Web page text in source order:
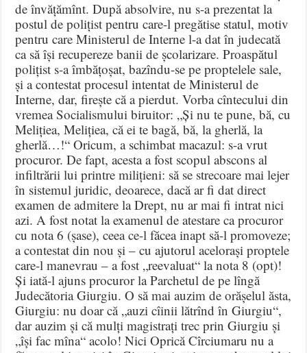
de învățămînt. După absolvire, nu s-a prezentat la
postul de polițist pentru care-l pregătise statul, motiv
pentru care Ministerul de Interne l-a dat în judecată
ca să își recupereze banii de școlarizare. Proaspătul
polițist s-a îmbățoșat, bazîndu-se pe proptelele sale,
și a contestat procesul intentat de Ministerul de
Interne, dar, firește că a pierdut. Vorba cîntecului din
vremea Socialismului biruitor: „Și nu te pune, bă, cu
Melițiea, Melițiea, că ei te bagă, bă, la gherlă, la
gherlă…!“ Oricum, a schimbat macazul: s-a vrut
procuror. De fapt, acesta a fost scopul abscons al
infiltrării lui printre milițieni: să se strecoare mai lejer
în sistemul juridic, deoarece, dacă ar fi dat direct
examen de admitere la Drept, nu ar mai fi intrat nici
azi. A fost notat la examenul de atestare ca procuror
cu nota 6 (șase), ceea ce-l făcea inapt să-l promoveze;
a contestat din nou și – cu ajutorul acelorași proptele
care-l manevrau – a fost „reevaluat“ la nota 8 (opt)!
Și iată-l ajuns procuror la Parchetul de pe lîngă
Judecătoria Giurgiu. O să mai auzim de orășelul ăsta,
Giurgiu: nu doar că „auzi cîinii lătrînd în Giurgiu“,
dar auzim și că mulți magistrați trec prin Giurgiu și
„își fac mîna“ acolo! Nici Oprică Cîrciumaru nu a